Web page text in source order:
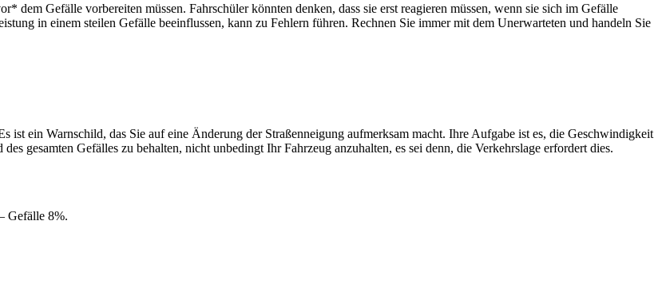
dem Gefälle vorbereiten müssen. Fahrschüler könnten denken, dass sie erst reagieren müssen, wenn sie sich im Gefälle
in einem steilen Gefälle beeinflussen, kann zu Fehlern führen. Rechnen Sie immer mit dem Unerwarteten und handeln Sie
ist ein Warnschild, das Sie auf eine Änderung der Straßenneigung aufmerksam macht. Ihre Aufgabe ist es, die Geschwindigkeit
gesamten Gefälles zu behalten, nicht unbedingt Ihr Fahrzeug anzuhalten, es sei denn, die Verkehrslage erfordert dies.
Gefälle 8%.